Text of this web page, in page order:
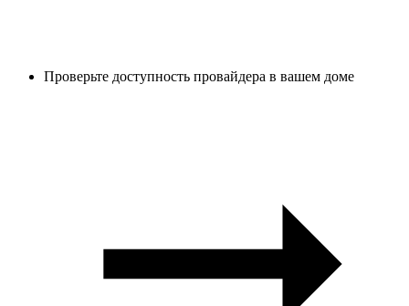
Проверьте доступность провайдера в вашем доме